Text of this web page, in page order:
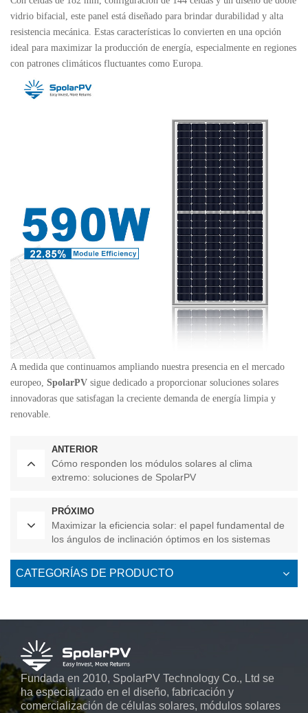
vidrio bifacial, este panel está diseñado para brindar durabilidad y alta
resistencia mecánica. Estas características lo convierten en una opción
ideal para maximizar la producción de energía, especialmente en regiones
con patrones climáticos fluctuantes como Europa.
A medida que continuamos ampliando nuestra presencia en el mercado
europeo, SpolarPV sigue dedicado a proporcionar soluciones solares
innovadoras que satisfagan la creciente demanda de energía limpia y
renovable.
ANTERIOR
Cómo responden los módulos solares al clima
extremo: soluciones de SpolarPV
PRÓXIMO
Maximizar la eficiencia solar: el papel fundamental de
los ángulos de inclinación óptimos en los sistemas
CATEGORÍAS DE PRODUCTO
Fundada en 2010, SpolarPV Technology Co., Ltd se
ha especializado en el diseño, fabricación y
comercialización de células solares, módulos solares